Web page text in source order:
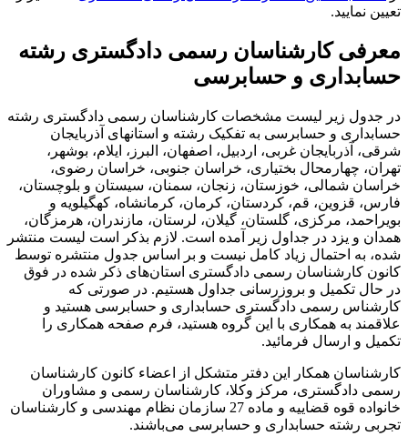
رسمی دادگستری رشته
و حسابرسی
لیست مشخصات کارشناسان رسمی دادگستری رشته
به تفکیک رشته و استانهای آذربایجان
غربی، اردبیل، اصفهان، البرز، ایلام، بوشهر،
بختیاری، خراسان جنوبی، خراسان رضوی،
خوزستان، زنجان، سمنان، سیستان و بلوچستان،
قم، کردستان، کرمان، کرمانشاه، کهگیلویه و
گلستان، گیلان، لرستان، مازندران، هرمزگان،
جداول زیر آمده است. لازم بذکر است لیست منتشر
زیاد کامل نیست و بر اساس جدول منتشره توسط
رسمی دادگستری استان‌های ذکر شده در فوق
و بروزرسانی جداول هستیم. در صورتی که
دادگستری حسابداری و حسابرسی هستید و
با این گروه هستید، فرم صفحه همکاری را
این دفتر متشکل از اعضاء کانون کارشناسان
مرکز وکلا، کارشناسان رسمی و مشاوران
خانواده قوه قضاییه و ماده 27 سازمان نظام مهندسی و کارشناسان
و حسابرسی می‌باشند.